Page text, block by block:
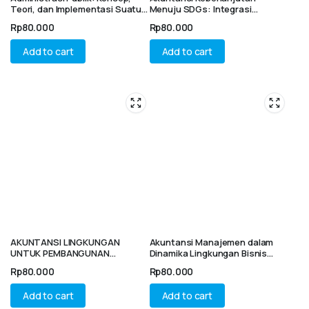
Teori, dan Implementasi Suatu
Rp80.000
Add to cart
Menuju SDGs: Integrasi
Regulasi
Rp80.000
Add to cart
AKUNTANSI LINGKUNGAN
UNTUK PEMBANGUNAN
Prinsip, dan Implementasi
Rp80.000
Add to cart
Akuntansi Manajemen dalam
Dinamika Lingkungan Bisnis
Rp80.000
Add to cart